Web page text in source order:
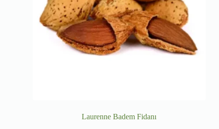
Laurenne Badem Fidanı